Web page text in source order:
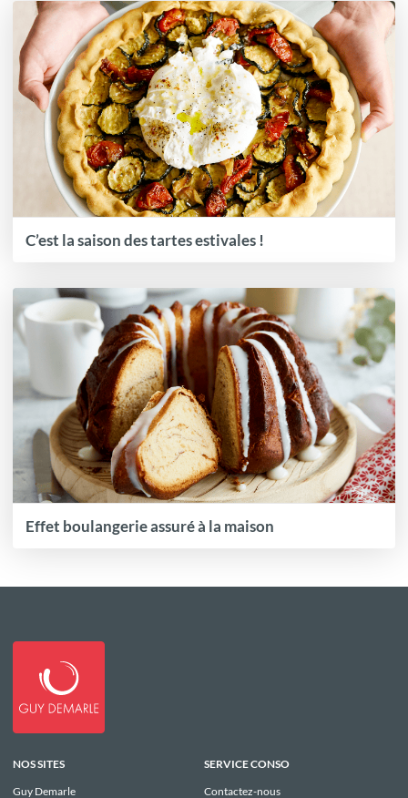
C’est la saison des tartes estivales !
Effet boulangerie assuré à la maison
NOS SITES
Guy Demarle
SERVICE CONSO
Contactez-nous